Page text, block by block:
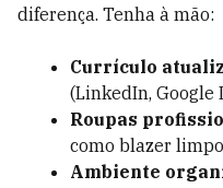
diferença. Tenha à mão:
Currículo
(LinkedIn, Google
Roupas
como blazer
Ambiente